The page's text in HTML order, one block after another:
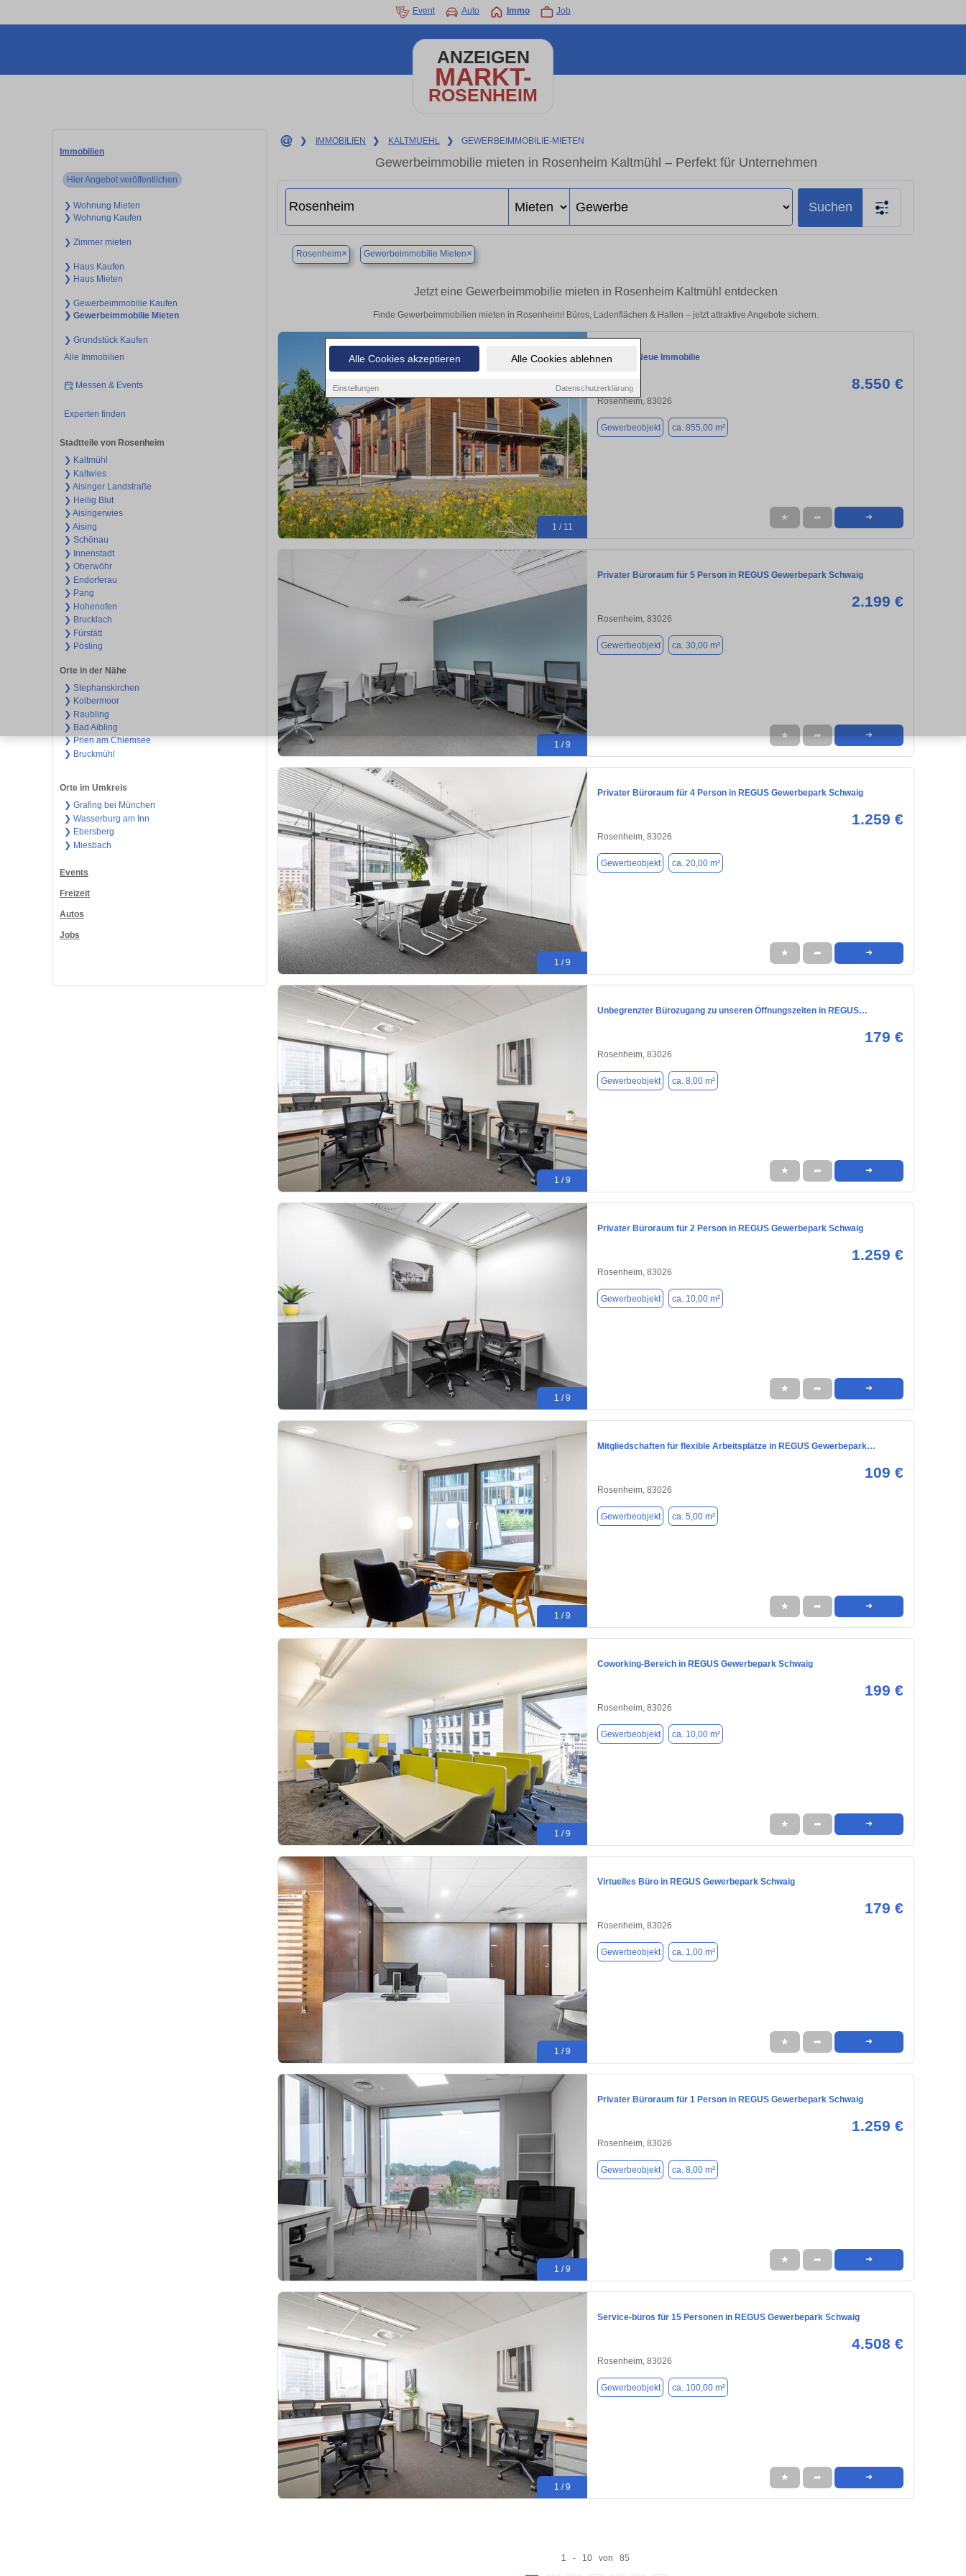
Alle Cookies akzeptieren Alle Cookies ablehnen
Einstellungen Datenschutzerklärung
Event Auto Immo Job
ANZEIGEN
MARKT-
ROSENHEIM
Immobilien
Hier Angebot veröffentlichen
❯ Wohnung Mieten
❯ Wohnung Kaufen
❯ Zimmer mieten
❯ Haus Kaufen
❯ Haus Mieten
❯ Gewerbeimmobilie Kaufen
❯ Gewerbeimmobilie Mieten
❯ Grundstück Kaufen
Alle Immobilien
Messen & Events
Experten finden
Stadtteile von Rosenheim
❯ Kaltmühl
❯ Kaltwies
❯ Aisinger Landstraße
❯ Heilig Blut
❯ Aisingerwies
❯ Aising
❯ Schönau
❯ Innenstadt
❯ Oberwöhr
❯ Endorferau
❯ Pang
❯ Hohenofen
❯ Brucklach
❯ Fürstätt
❯ Pösling
Orte in der Nähe
❯ Stephanskirchen
❯ Kolbermoor
❯ Raubling
❯ Bad Aibling
❯ Prien am Chiemsee
❯ Bruckmühl
Orte im Umkreis
❯ Grafing bei München
❯ Wasserburg am Inn
❯ Ebersberg
❯ Miesbach
Events
Freizeit
Autos
Jobs
❯ IMMOBILIEN ❯ KALTMUEHL ❯ GEWERBEIMMOBILIE-MIETEN
Gewerbeimmobilie mieten in Rosenheim Kaltmühl – Perfekt für Unternehmen
Suchen
Rosenheim× Gewerbeimmobilie Mieten×
Jetzt eine Gewerbeimmobilie mieten in Rosenheim Kaltmühl entdecken
Finde Gewerbeimmobilien mieten in Rosenheim! Büros, Ladenflächen & Hallen – jetzt attraktive Angebote sichern.
1 / 11
[Entwurf] Neue Immobilie
8.550 €
Rosenheim, 83026
Gewerbeobjekt ca. 855,00 m²
★ ➦ ➜
1 / 9
Privater Büroraum für 5 Person in REGUS Gewerbepark Schwaig
2.199 €
Rosenheim, 83026
Gewerbeobjekt ca. 30,00 m²
★ ➦ ➜
1 / 9
Privater Büroraum für 4 Person in REGUS Gewerbepark Schwaig
1.259 €
Rosenheim, 83026
Gewerbeobjekt ca. 20,00 m²
★ ➦ ➜
1 / 9
Unbegrenzter Bürozugang zu unseren Öffnungszeiten in REGUS…
179 €
Rosenheim, 83026
Gewerbeobjekt ca. 8,00 m²
★ ➦ ➜
1 / 9
Privater Büroraum für 2 Person in REGUS Gewerbepark Schwaig
1.259 €
Rosenheim, 83026
Gewerbeobjekt ca. 10,00 m²
★ ➦ ➜
1 / 9
Mitgliedschaften für flexible Arbeitsplätze in REGUS Gewerbepark…
109 €
Rosenheim, 83026
Gewerbeobjekt ca. 5,00 m²
★ ➦ ➜
1 / 9
Coworking-Bereich in REGUS Gewerbepark Schwaig
199 €
Rosenheim, 83026
Gewerbeobjekt ca. 10,00 m²
★ ➦ ➜
1 / 9
Virtuelles Büro in REGUS Gewerbepark Schwaig
179 €
Rosenheim, 83026
Gewerbeobjekt ca. 1,00 m²
★ ➦ ➜
1 / 9
Privater Büroraum für 1 Person in REGUS Gewerbepark Schwaig
1.259 €
Rosenheim, 83026
Gewerbeobjekt ca. 8,00 m²
★ ➦ ➜
1 / 9
Service-büros für 15 Personen in REGUS Gewerbepark Schwaig
4.508 €
Rosenheim, 83026
Gewerbeobjekt ca. 100,00 m²
★ ➦ ➜
1 - 10 von 85